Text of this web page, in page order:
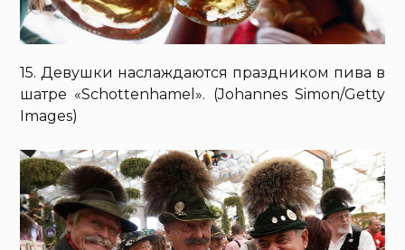
15. Девушки наслаждаются праздником пива в
шатре «Schottenhamel». (Johannes Simon/Getty
Images)